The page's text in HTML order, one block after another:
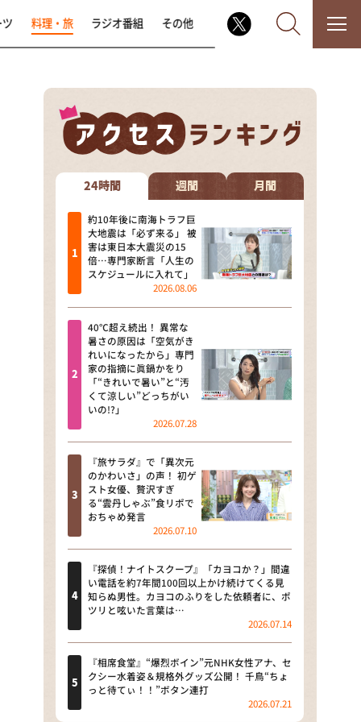
なるみ・岡村の過ぎるTV
相席食堂
これ余談なんですけど・・・
～人生密着トークバラエティ！
～ やすとものいたって真剣です
探偵！ナイトスクープ
news おかえり
河合＆A.B.C-Z塚田×福井アナ
「なんでやねん！？」（news お
かえり）
DAIGOも台所 ～きょうの献立 何
にする？～
本日はダイアンなり！シーズン２
朝だ！生です旅サラダ
教えて！ニュースライブ 正義の
ミカタ
ＬＩＦＥ～夢のカタチ～
新婚さんいらっしゃい！
ポツンと一軒家
ザキ山小屋本館
料理・旅 ラジオ番組 その他
24時間 週間 月間
約10年後に南海トラフ巨
大地震は「必ず来る」 被
害は東日本大震災の15
倍…専門家断言「人生の
スケジュールに入れて」
2026.08.06
40℃超え続出！ 異常な
暑さの原因は「空気がき
れいになったから」専門
家の指摘に眞鍋かをり
「“きれいで暑い”と“汚
くて涼しい”どっちがい
いの!?」
2026.07.28
『旅サラダ』で「異次元
のかわいさ」の声！ 初ゲ
スト女優、贅沢すぎ
る“雲丹しゃぶ”食リポで
おちゃめ発言
2026.07.10
『探偵！ナイトスクープ』「カヨコか？」間違
い電話を約7年間100回以上かけ続けてくる見
知らぬ男性。カヨコのふりをした依頼者に、ポ
ツリと呟いた言葉は…
2026.07.14
『相席食堂』“爆烈ボイン”元NHK女性アナ、セ
クシー水着姿＆規格外グッズ公開！ 千鳥“ちょ
っと待てぃ！！”ボタン連打
2026.07.21